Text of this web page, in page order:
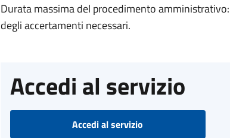
Durata massima del procedimento
degli accertamenti necessari.
Accedi al servizio
Accedi al servizio